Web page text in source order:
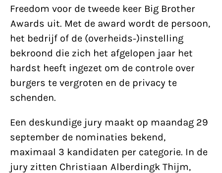
Freedom voor de tweede keer Big Brother
Awards uit. Met de award wordt de persoon,
het bedrijf of de (overheids-)instelling
bekroond die zich het afgelopen jaar het
hardst heeft ingezet om de controle over
burgers te vergroten en de privacy te
schenden.
Een deskundige jury maakt op maandag 29
september de nominaties bekend,
maximaal 3 kandidaten per categorie. In de
jury zitten Christiaan Alberdingk Thijm,